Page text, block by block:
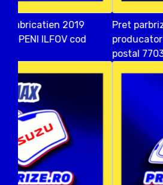
Pret parbriz ISUZU D MAX an
producator SPLINTEX vandut in